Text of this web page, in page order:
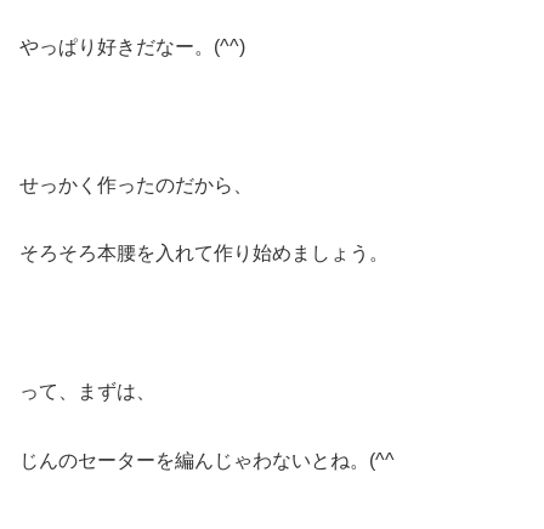
やっぱり好きだなー。(^^)
せっかく作ったのだから、
そろそろ本腰を入れて作り始めましょう。
って、まずは、
じんのセーターを編んじゃわないとね。(^^ゞ